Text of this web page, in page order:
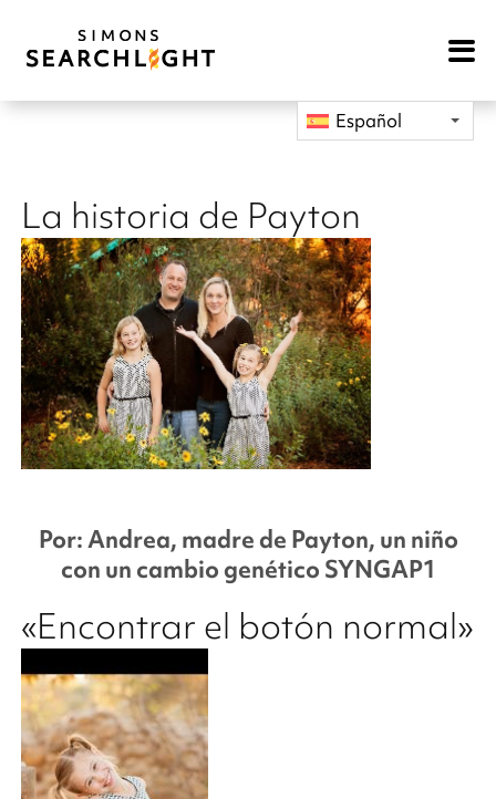
Open
Español
La historia de Payton
Por: Andrea, madre de Payton, un niño
con un cambio genético SYNGAP1
«Encontrar el botón normal»